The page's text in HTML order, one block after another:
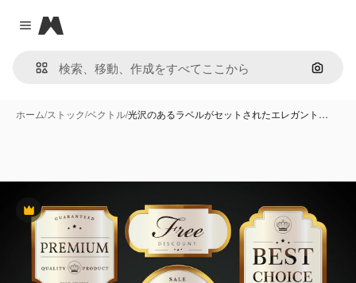
Close menu
Magnific
画像で
ホーム/ストック/ベクトル/光沢のあるラベルがセットされたエレガント…
Premium